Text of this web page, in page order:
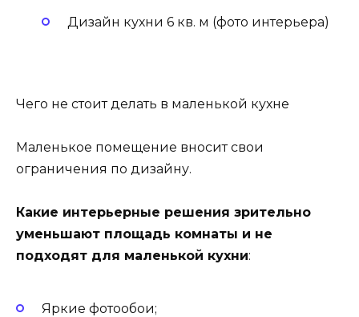
Дизайн кухни 6 кв. м (фото интерьера)
Чего не стоит делать в маленькой кухне
Маленькое помещение вносит свои
ограничения по дизайну.
Какие интерьерные решения зрительно
уменьшают площадь комнаты и не
подходят для маленькой кухни:
Яркие фотообои;